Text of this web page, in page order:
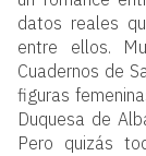
datos reales
entre ellos.
Cuadernos de
figuras
Duquesa de
Pero quizás